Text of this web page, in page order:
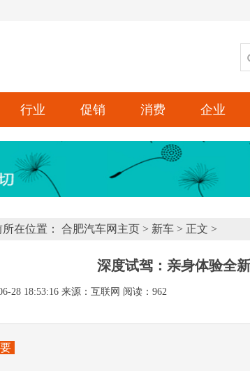
行业 促销 消费 企业
所在位置： 合肥汽车网主页 > 新车 > 正文 >
深度试驾：亲身体验全
28 18:53:16 来源：互联网 阅读：962